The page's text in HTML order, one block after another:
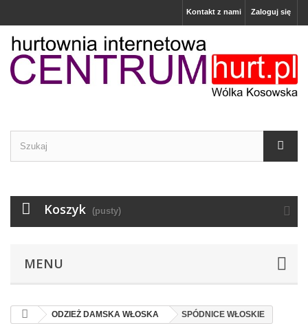
Zaloguj się
Kontakt z nami
Koszyk (pusty)
MENU
ODZIEŻ DAMSKA WŁOSKA SPÓDNICE WŁOSKIE